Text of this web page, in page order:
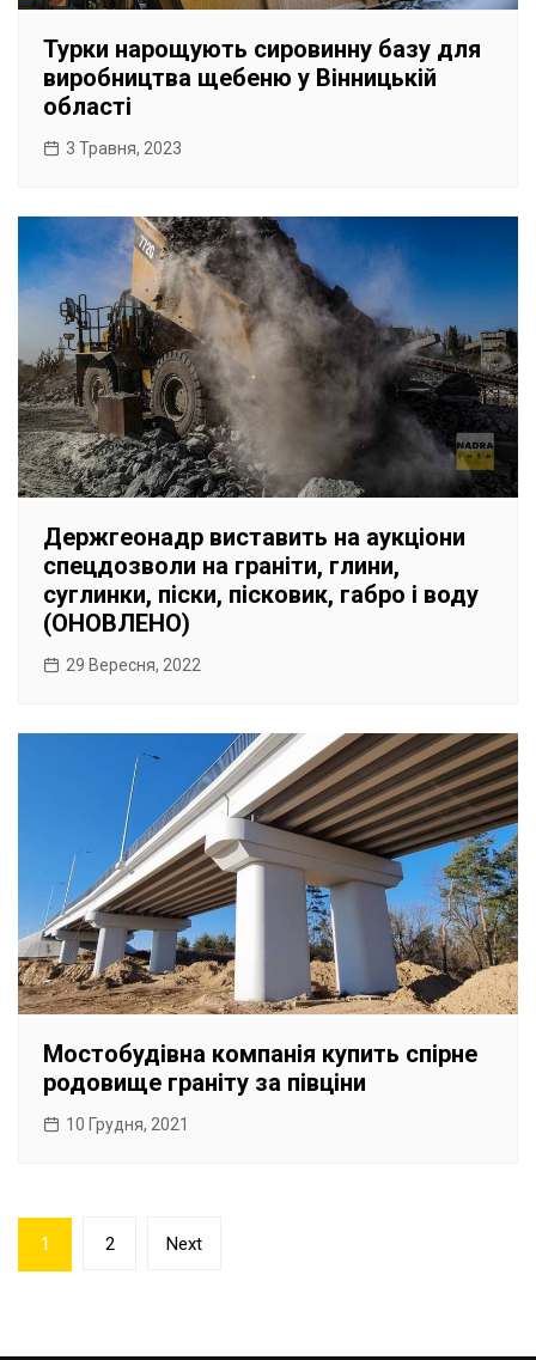
Турки нарощують сировинну базу для
виробництва щебеню у Вінницькій
області
3 Травня, 2023
Держгеонадр виставить на аукціони
спецдозволи на граніти, глини,
суглинки, піски, пісковик, габро і воду
(ОНОВЛЕНО)
29 Вересня, 2022
Мостобудівна компанія купить спірне
родовище граніту за півціни
10 Грудня, 2021
Пагінація
записів
1 2 Next